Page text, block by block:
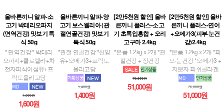
올바른끼니 알파-소
고기 박테리오파지
(면역건강) 맛보기 특
식 50g
* 면역건강 * 박테리
오파지+클로렐라+차
전자피식이섬유+프
락토올리고당
1,600원
1,600원
올바른끼니 알파-양
고기 보스웰리아 (관
절연골건강) 맛보기
특식 50g
*관절·연골건강 *산양
유+오메가3+프락토
올리고당
1,400원
1,400원
[2만5천원 할인] 올바
른끼니 플러스-소고
기 초록입홍합 + 오리
고구마 2.4kg
*본품 1.2kg x 2개 *관
절건강 + 장건강
76,000원
51,000원
른끼니 플러스-연어
+오메가3(피부·눈건
강)2.4kg
*본품 1.2kg x 2개 *피
모·눈건강 *오메가3 +
저분자 피쉬콜라겐
76,000원
51,000원